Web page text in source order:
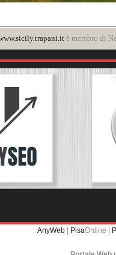
è membro di
AnyWeb | PisaOnline |